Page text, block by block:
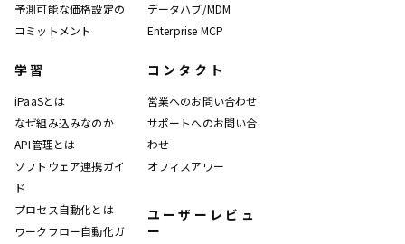
予測可能な価格設定の
コミットメント
データハブ/MDM
Enterprise MCP
学習
iPaaSとは
なぜ組み込みなのか
API管理とは
ソフトウェア連携ガイ
ド
プロセス自動化とは
ワークフロー自動化ガ
コンタクト
営業へのお問い合わせ
サポートへのお問い合
わせ
オフィスアワー
ユーザーレビュ
ー